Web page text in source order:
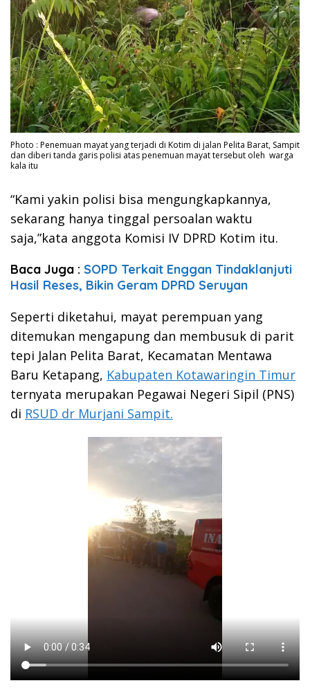
Photo : Penemuan mayat yang terjadi di Kotim di jalan Pelita Barat, Sampit
dan diberi tanda garis polisi atas penemuan mayat tersebut oleh warga
kala itu
“Kami yakin polisi bisa mengungkapkannya,
sekarang hanya tinggal persoalan waktu
saja,”kata anggota Komisi IV DPRD Kotim itu.
Baca Juga : SOPD Terkait Enggan Tindaklanjuti
Hasil Reses, Bikin Geram DPRD Seruyan
Seperti diketahui, mayat perempuan yang
ditemukan mengapung dan membusuk di parit
tepi Jalan Pelita Barat, Kecamatan Mentawa
Baru Ketapang, Kabupaten Kotawaringin Timur
ternyata merupakan Pegawai Negeri Sipil (PNS)
di RSUD dr Murjani Sampit.